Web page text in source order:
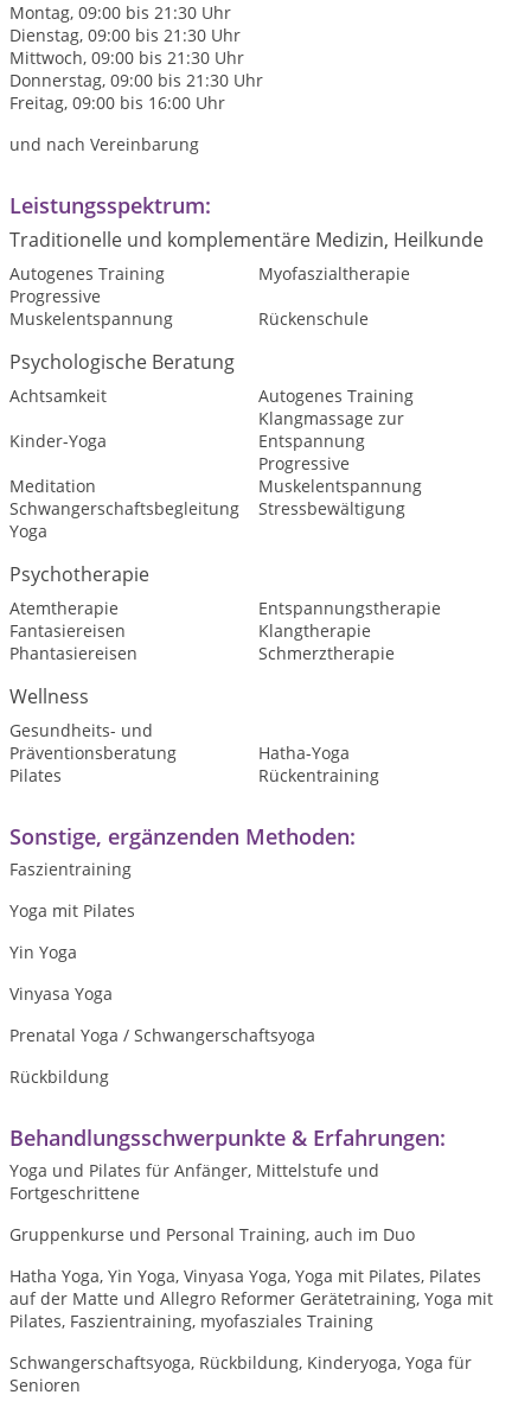
Montag, 09:00 bis 21:30 Uhr
Dienstag, 09:00 bis 21:30 Uhr
Mittwoch, 09:00 bis 21:30 Uhr
Donnerstag, 09:00 bis 21:30 Uhr
Freitag, 09:00 bis 16:00 Uhr
und nach Vereinbarung
Leistungsspektrum:
Traditionelle und komplementäre Medizin, Heilkunde
Autogenes Training
Myofaszialtherapie
Progressive
Muskelentspannung
Rückenschule
Psychologische Beratung
Achtsamkeit
Autogenes Training
Kinder-Yoga
Klangmassage zur
Entspannung
Meditation
Progressive
Muskelentspannung
Schwangerschaftsbegleitung
Stressbewältigung
Yoga
Psychotherapie
Atemtherapie
Entspannungstherapie
Fantasiereisen
Klangtherapie
Phantasiereisen
Schmerztherapie
Wellness
Gesundheits- und
Präventionsberatung
Hatha-Yoga
Pilates
Rückentraining
Sonstige, ergänzenden Methoden:
Faszientraining
Yoga mit Pilates
Yin Yoga
Vinyasa Yoga
Prenatal Yoga / Schwangerschaftsyoga
Rückbildung
Behandlungsschwerpunkte & Erfahrungen:
Yoga und Pilates für Anfänger, Mittelstufe und
Fortgeschrittene
Gruppenkurse und Personal Training, auch im Duo
Hatha Yoga, Yin Yoga, Vinyasa Yoga, Yoga mit Pilates, Pilates
auf der Matte und Allegro Reformer Gerätetraining, Yoga mit
Pilates, Faszientraining, myofasziales Training
Schwangerschaftsyoga, Rückbildung, Kinderyoga, Yoga für
Senioren